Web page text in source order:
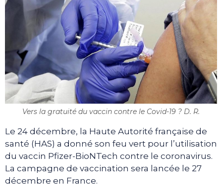
Vers la gratuité du vaccin contre le Covid-19 ? D. R.
Le 24 décembre, la Haute Autorité française de
santé (HAS) a donné son feu vert pour l’utilisation
du vaccin Pfizer-BioNTech contre le coronavirus.
La campagne de vaccination sera lancée le 27
décembre en France.